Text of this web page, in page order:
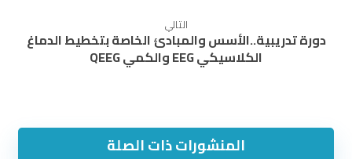
التالي
دورة تدريبية..الأسس والمبادئ الخاصة بتخطيط الدماغ
الكلاسيكي EEG والكمي QEEG
المنشورات ذات الصلة